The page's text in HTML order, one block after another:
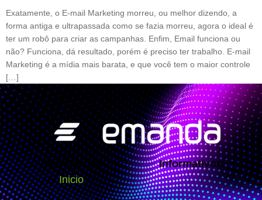
Exatamente, o E-mail Marketing morreu, ou melhor dizendo, a
forma antiga e ultrapassada como se fazia morreu, agora o ideal é
ter um robô para criar as campanhas. Enfim, Email funciona ou
não? Funciona, dá resultado, porém é preciso ter trabalho. E-mail
Marketing é a mídia mais barata, e que você tem o maior controle
[…]
Navegação
Inicio
Informativos